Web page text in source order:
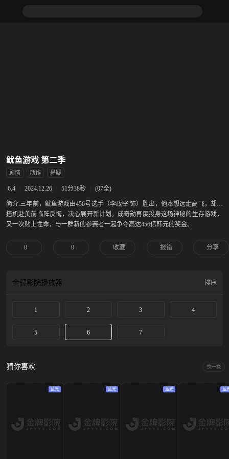
鱿鱼游戏 第二季
剧情 动作 悬疑
6.4 2024.12.26 51分38秒 (07全)
简介:三年前，鱿鱼游戏由456号选手（李政宰 饰）胜出，他本想远走高飞，却在
搭机赴美前临阵反悔，决心展开新计划。成奇勋再度投身这场神秘的生存游戏，
又一次赌上性命，与一群新的参赛者一起争夺高达456亿韩元的奖金。
0 0 收藏 报错 分享
金牌影院播放器 排序
1 2 3 4
5 6 7
猜你喜欢 换一换
蓝光 蓝光 蓝光 蓝